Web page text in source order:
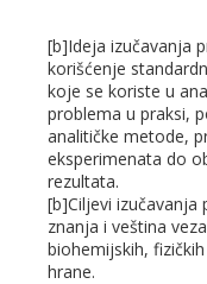
[b]Ideja izučavanja
korišćenje
koje se koriste u
problema u praksi,
analitičke metode,
eksperimenata do
rezultata.
[b]Ciljevi izučavanja
znanja i veština
biohemijskih,
hrane.